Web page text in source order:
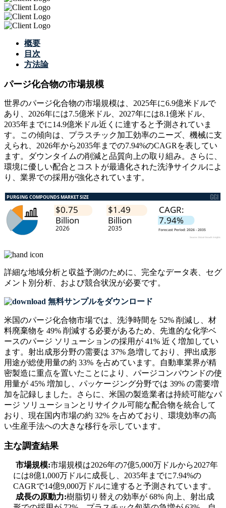
概要
目次
方法論
パージ化合物の市場規模
世界のパージ化合物の市場規模は、2025年に6.9億米ドルで
あり、2026年には7.5億米ドル、2027年には8.1億米ドル、
2035年までに14.9億米ドル近くに達すると予測されていま
す。この傾向は、プラスチック加工効率のニーズ、機械に支
えられ、2026年から2035年までの7.94%のCAGRを表してい
ます。ダウンタイムの削減と品質向上の取り組み。さらに、
環境に優しい配合とコストが最適化された洗浄サイクルによ
り、業界での採用が強化されています。
詳細な地域分析と収益予測のために、 完全なデータ表、セグ
メント別分析、および競合状況が必要です。
無料サンプルをダウンロード
米国のパージ化合物市場では、洗浄時間を 52% 削減し、材
料廃棄物を 49% 削減する必要があるため、先進的な化学ベ
ースのパージ ソリューションの採用が 41% 近く増加してい
ます。射出成形分野の需要は 37% 急増しており、押出成形
用途が総使用量の約 33% を占めています。自動車業界が精
密製造に重点を置いたことにより、パージコンパウンドの使
用量が 45% 増加し、パッケージング分野では 39% の需要増
加を記録しました。さらに、米国の製造業者は持続可能なパ
ージ ソリューションとリサイクル可能な配合物を統合して
おり、現在国内市場の約 32% を占めており、環境効率の高
い生産手法への大きな移行を示しています。
主な調査結果
市場規模:市場規模は2026年の7億5,000万ドルから2027年
には8億1,000万ドルに成長し、2035年までに7.94%の
CAGRで14億9,000万ドルに達すると予測されています。
成長の原動力:樹脂切り替えの効率が 68% 向上、射出成